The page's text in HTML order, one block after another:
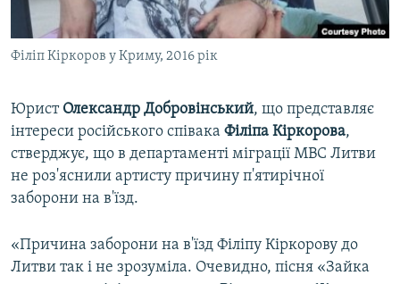
ІНФОГРАФІКА
ДОЛУЧАЙСЯ!
Усі сайти RFE/RL
Філіп Кіркоров у Криму, 2016 рік
Юрист Олександр Добровінський, що представляє
інтереси російського співака Філіпа Кіркорова,
стверджує, що в департаменті міграції МВС Литви
не роз'яснили артисту причину п'ятирічної
заборони на в'їзд.
«Причина заборони на в'їзд Філіпу Кіркорову до
Литви так і не зрозуміла. Очевидно, пісня «Зайка